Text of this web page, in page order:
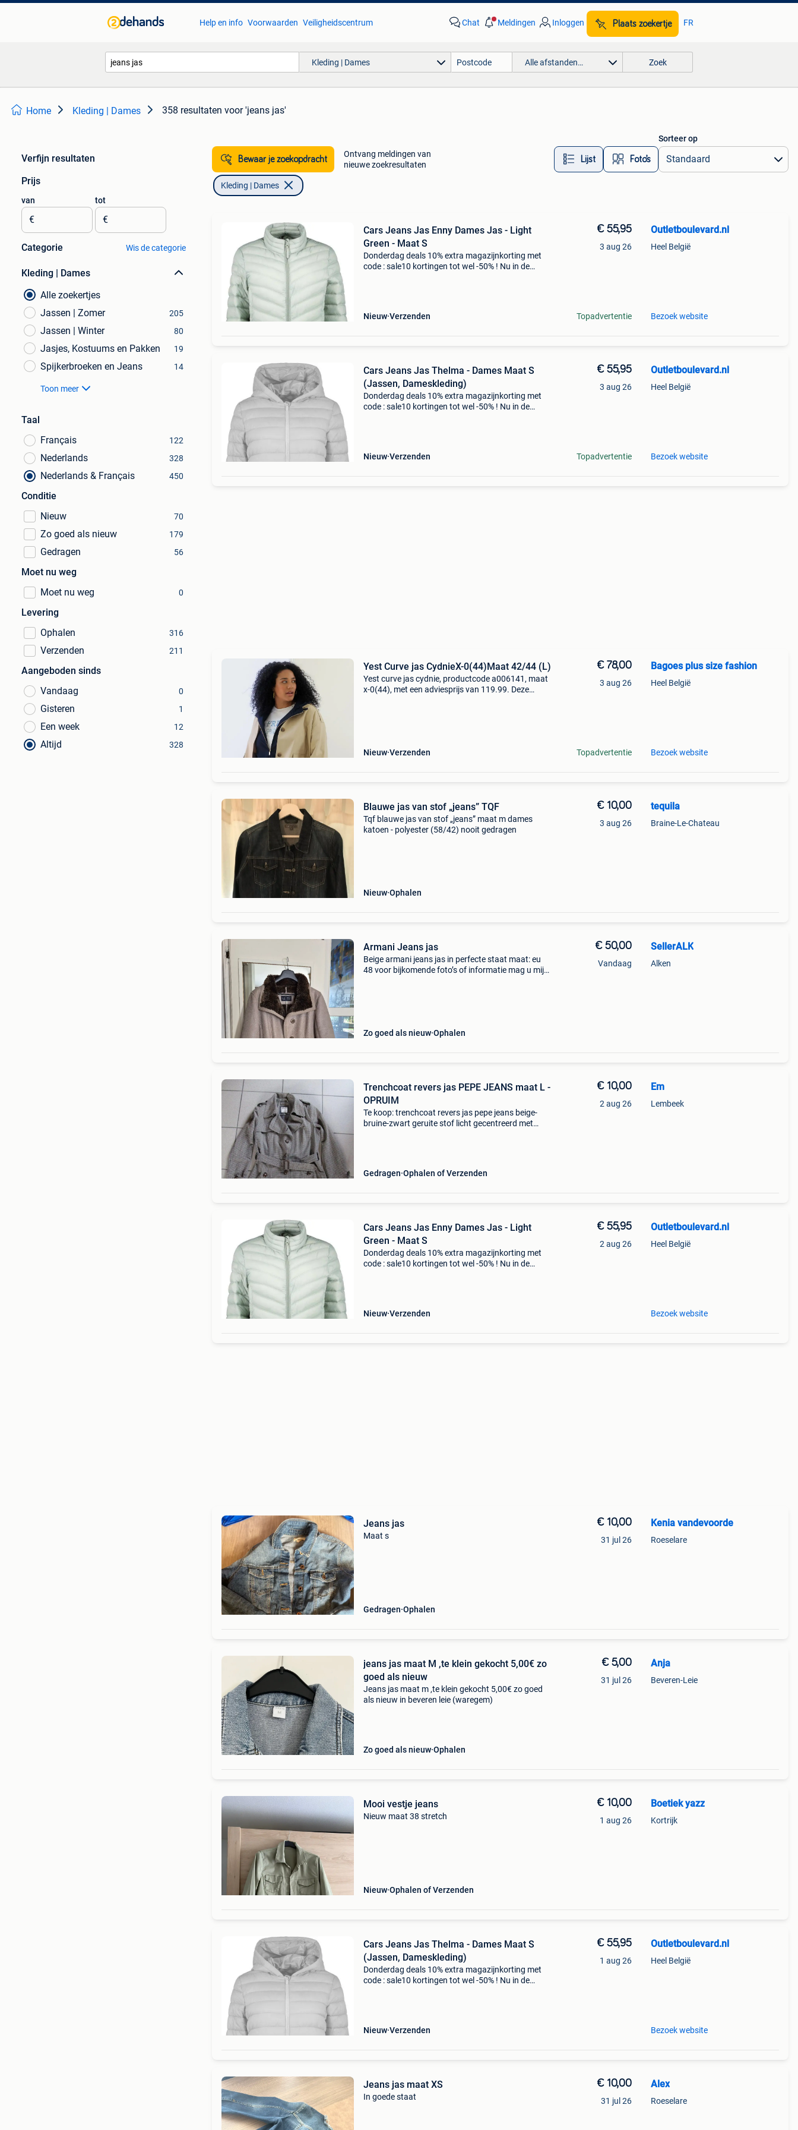
Help en info Voorwaarden Veiligheidscentrum Chat Meldingen Inloggen Plaats zoekertje FR
Kleding | Dames Alle afstanden… Zoek
Home Kleding | Dames 358 resultaten voor 'jeans jas'
Verfijn resultaten
Prijs
van
€
tot
€
Categorie Wis de categorie
Kleding | Dames
Alle zoekertjes
Jassen | Zomer
205
Jassen | Winter 80
Jasjes, Kostuums en Pakken 19
Spijkerbroeken en Jeans 14
Toon meer
Taal
Français
122
Nederlands 328
Nederlands & Français 450
Conditie
Nieuw
70
Zo goed als nieuw 179
Gedragen 56
Moet nu weg
Moet nu weg
0
Levering
Ophalen
316
Verzenden 211
Aangeboden sinds
Vandaag
0
Gisteren 1
Een week 12
Altijd 328
Bewaar je zoekopdracht
Ontvang meldingen van
nieuwe zoekresultaten
Lijst Foto’s
Sorteer op
Kleding | Dames
Cars Jeans Jas Enny Dames Jas - Light
Green - Maat S
Donderdag deals 10% extra magazijnkorting met
code : sale10 kortingen tot wel -50% ! Nu in de
Nieuw Verzenden
€ 55,95
3 aug 26
Topadvertentie
Outletboulevard.nl
Heel België
Bezoek website
Cars Jeans Jas Thelma - Dames Maat S
(Jassen, Dameskleding)
Donderdag deals 10% extra magazijnkorting met
code : sale10 kortingen tot wel -50% ! Nu in de
Nieuw Verzenden
€ 55,95
3 aug 26
Topadvertentie
Outletboulevard.nl
Heel België
Bezoek website
Yest Curve jas CydnieX-0(44)Maat 42/44 (L)
Yest curve jas cydnie, productcode a006141, maat
x-0(44), met een adviesprijs van 119.99. Deze
Nieuw Verzenden
€ 78,00
3 aug 26
Topadvertentie
Bagoes plus size fashion
Heel België
Bezoek website
Blauwe jas van stof „jeans” TQF
Tqf blauwe jas van stof „jeans” maat m dames
katoen - polyester (58/42) nooit gedragen
Nieuw Ophalen
€ 10,00
3 aug 26
tequila
Braine-Le-Chateau
Armani Jeans jas
Beige armani jeans jas in perfecte staat maat: eu
48 voor bijkomende foto’s of informatie mag u mij
Zo goed als nieuw Ophalen
€ 50,00
Vandaag
SellerALK
Alken
Trenchcoat revers jas PEPE JEANS maat L -
OPRUIM
Te koop: trenchcoat revers jas pepe jeans beige-
bruine-zwart geruite stof licht gecentreerd met
Gedragen Ophalen of Verzenden
€ 10,00
2 aug 26
Em
Lembeek
Cars Jeans Jas Enny Dames Jas - Light
Green - Maat S
Donderdag deals 10% extra magazijnkorting met
code : sale10 kortingen tot wel -50% ! Nu in de
Nieuw Verzenden
€ 55,95
2 aug 26
Outletboulevard.nl
Heel België
Bezoek website
Jeans jas
Maat s
Gedragen Ophalen
€ 10,00
31 jul 26
Kenia vandevoorde
Roeselare
jeans jas maat M ,te klein gekocht 5,00€ zo
goed als nieuw
Jeans jas maat m ,te klein gekocht 5,00€ zo goed
als nieuw in beveren leie (waregem)
Zo goed als nieuw Ophalen
€ 5,00
31 jul 26
Anja
Beveren-Leie
Mooi vestje jeans
Nieuw maat 38 stretch
Nieuw Ophalen of Verzenden
€ 10,00
1 aug 26
Boetiek yazz
Kortrijk
Cars Jeans Jas Thelma - Dames Maat S
(Jassen, Dameskleding)
Donderdag deals 10% extra magazijnkorting met
code : sale10 kortingen tot wel -50% ! Nu in de
Nieuw Verzenden
€ 55,95
1 aug 26
Outletboulevard.nl
Heel België
Bezoek website
Jeans jas maat XS
In goede staat
€ 10,00
31 jul 26
Alex
Roeselare